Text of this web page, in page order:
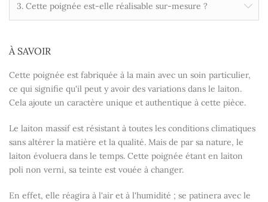
3. Cette poignée est-elle réalisable sur-mesure ?
À SAVOIR
Cette poignée est fabriquée à la main avec un soin particulier,
ce qui signifie qu'il peut y avoir des variations dans le laiton.
Cela ajoute un caractère unique et authentique à cette pièce.
Le laiton massif est résistant à toutes les conditions climatiques
sans altérer la matière et la qualité. Mais de par sa nature, le
laiton évoluera dans le temps. Cette poignée étant en laiton
poli non verni, sa teinte est vouée à changer.
En effet, elle réagira à l'air et à l'humidité ; se patinera avec le